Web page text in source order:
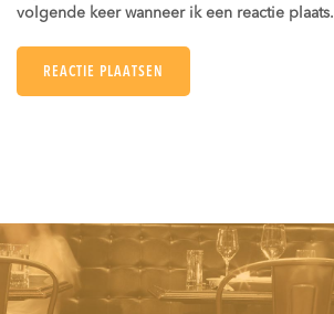
volgende keer wanneer ik een reactie plaats.